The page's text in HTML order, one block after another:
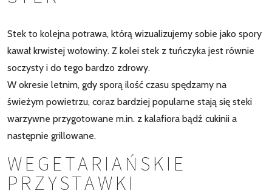
Stek to kolejna potrawa, którą wizualizujemy sobie jako spory
kawał krwistej wołowiny. Z kolei stek z tuńczyka jest równie
soczysty i do tego bardzo zdrowy.
W okresie letnim, gdy sporą ilość czasu spędzamy na
świeżym powietrzu, coraz bardziej popularne stają się steki
warzywne przygotowane m.in. z kalafiora bądź cukinii a
następnie grillowane.
WEGETARIAŃSKIE
PRZYSTAWKI